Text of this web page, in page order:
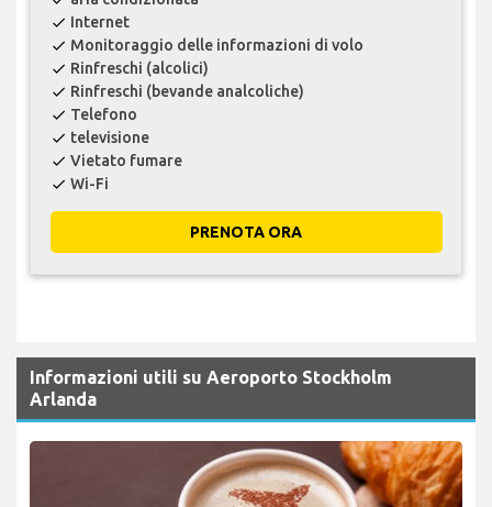
check Internet
check Monitoraggio delle informazioni di volo
check Rinfreschi (alcolici)
check Rinfreschi (bevande analcoliche)
check Telefono
check televisione
check Vietato fumare
check Wi-Fi
PRENOTA ORA
Informazioni utili su Aeroporto Stockholm
Arlanda